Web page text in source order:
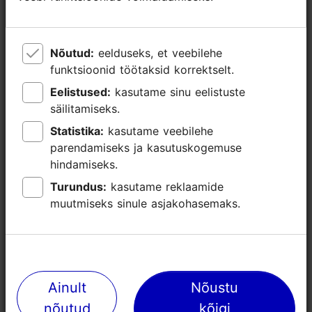
Kaldtee (6-10 %)
Invatualeti pott keskel
Lapsemähkimine
WiFi
Sündmused
Nõutud:
funktsioonid töötaksid korrektselt.
Eelistused:
säilitamiseks.
Statistika:
parendamiseks ja kasutuskogemuse
hindamiseks.
Turundus:
muutmiseks sinule asjakohasemaks.
Ainult
nõutud
Nõustu
kõigi
Nõutud:
funktsioonid töötaksid korrektselt.
Eelistused:
säilitamiseks.
Statistika:
parendamiseks ja kasutuskogemuse
hindamiseks.
Turundus:
muutmiseks sinule asjakohasemaks.
Ainult
nõutud
Nõustu
kõigi